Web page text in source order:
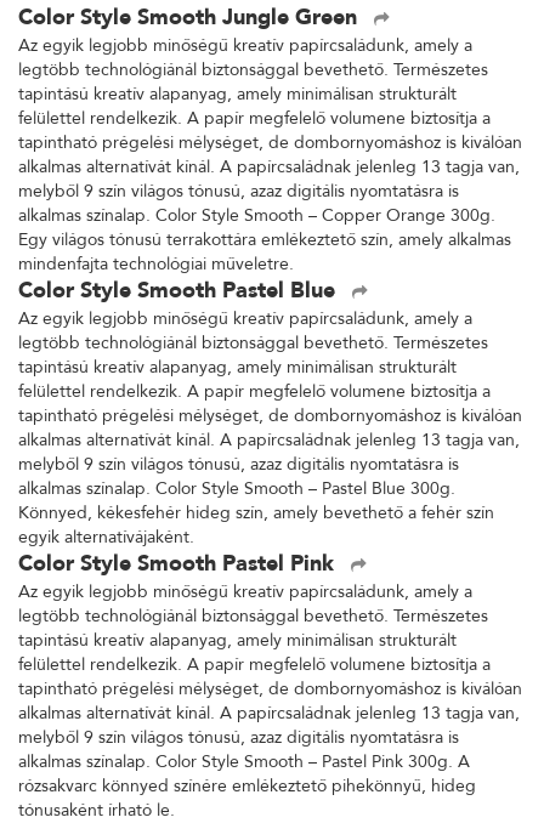
Color Style Smooth Jungle Green
Az egyik legjobb minőségű kreatív papírcsaládunk, amely a
legtöbb technológiánál biztonsággal bevethető. Természetes
tapintású kreatív alapanyag, amely minimálisan strukturált
felülettel rendelkezik. A papír megfelelő volumene biztosítja a
tapintható prégelési mélységet, de dombornyomáshoz is kiválóan
alkalmas alternatívát kínál. A papírcsaládnak jelenleg 13 tagja van,
melyből 9 szín világos tónusú, azaz digitális nyomtatásra is
alkalmas színalap. Color Style Smooth – Copper Orange 300g.
Egy világos tónusú terrakottára emlékeztető szín, amely alkalmas
mindenfajta technológiai műveletre.
Color Style Smooth Pastel Blue
Az egyik legjobb minőségű kreatív papírcsaládunk, amely a
legtöbb technológiánál biztonsággal bevethető. Természetes
tapintású kreatív alapanyag, amely minimálisan strukturált
felülettel rendelkezik. A papír megfelelő volumene biztosítja a
tapintható prégelési mélységet, de dombornyomáshoz is kiválóan
alkalmas alternatívát kínál. A papírcsaládnak jelenleg 13 tagja van,
melyből 9 szín világos tónusú, azaz digitális nyomtatásra is
alkalmas színalap. Color Style Smooth – Pastel Blue 300g.
Könnyed, kékesfehér hideg szín, amely bevethető a fehér szín
egyik alternatívájaként.
Color Style Smooth Pastel Pink
Az egyik legjobb minőségű kreatív papírcsaládunk, amely a
legtöbb technológiánál biztonsággal bevethető. Természetes
tapintású kreatív alapanyag, amely minimálisan strukturált
felülettel rendelkezik. A papír megfelelő volumene biztosítja a
tapintható prégelési mélységet, de dombornyomáshoz is kiválóan
alkalmas alternatívát kínál. A papírcsaládnak jelenleg 13 tagja van,
melyből 9 szín világos tónusú, azaz digitális nyomtatásra is
alkalmas színalap. Color Style Smooth – Pastel Pink 300g. A
rózsakvarc könnyed színére emlékeztető pihekönnyű, hideg
tónusaként írható le.